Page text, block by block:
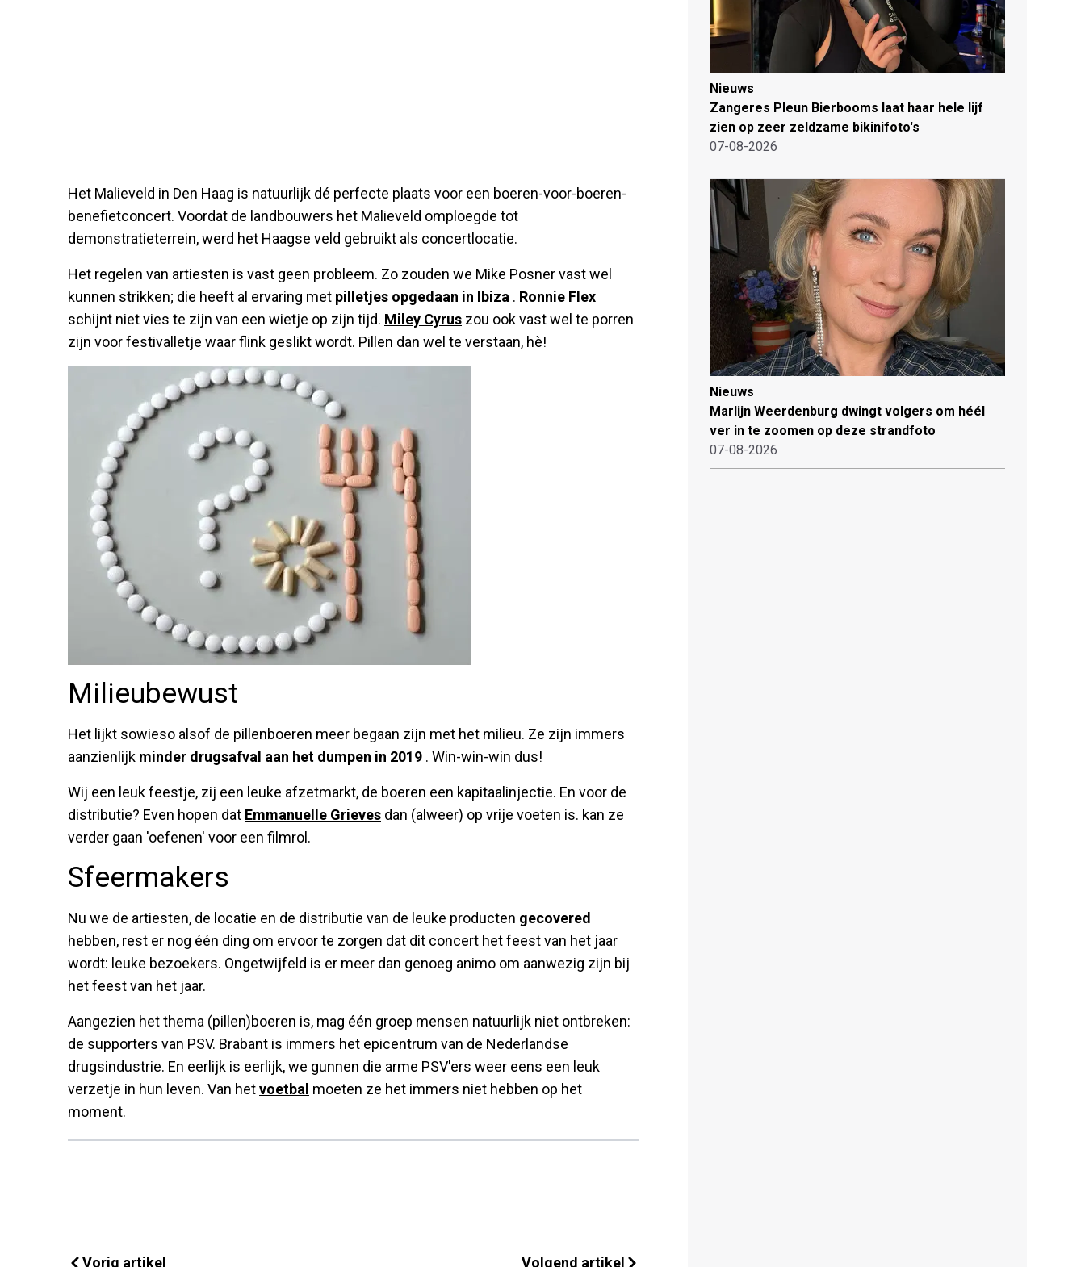
Het Malieveld in Den Haag is natuurlijk dé perfecte plaats voor een boeren-voor-boeren-
benefietconcert. Voordat de landbouwers het Malieveld omploegde tot
demonstratieterrein, werd het Haagse veld gebruikt als concertlocatie.
Het regelen van artiesten is vast geen probleem. Zo zouden we Mike Posner vast wel
kunnen strikken; die heeft al ervaring met pilletjes opgedaan in Ibiza . Ronnie Flex
schijnt niet vies te zijn van een wietje op zijn tijd. Miley Cyrus zou ook vast wel te porren
zijn voor festivalletje waar flink geslikt wordt. Pillen dan wel te verstaan, hè!
Milieubewust
Het lijkt sowieso alsof de pillenboeren meer begaan zijn met het milieu. Ze zijn immers
aanzienlijk minder drugsafval aan het dumpen in 2019 . Win-win-win dus!
Wij een leuk feestje, zij een leuke afzetmarkt, de boeren een kapitaalinjectie. En voor de
distributie? Even hopen dat Emmanuelle Grieves dan (alweer) op vrije voeten is. kan ze
verder gaan 'oefenen' voor een filmrol.
Sfeermakers
Nu we de artiesten, de locatie en de distributie van de leuke producten gecovered
hebben, rest er nog één ding om ervoor te zorgen dat dit concert het feest van het jaar
wordt: leuke bezoekers. Ongetwijfeld is er meer dan genoeg animo om aanwezig zijn bij
het feest van het jaar.
Aangezien het thema (pillen)boeren is, mag één groep mensen natuurlijk niet ontbreken:
de supporters van PSV. Brabant is immers het epicentrum van de Nederlandse
drugsindustrie. En eerlijk is eerlijk, we gunnen die arme PSV'ers weer eens een leuk
verzetje in hun leven. Van hetvoetbal moeten ze het immers niet hebben op het
moment.
Vorig artikel Volgend artikel
Nieuws
Zangeres Pleun Bierbooms laat haar hele lijf
zien op zeer zeldzame bikinifoto's
07-08-2026
Nieuws
Marlijn Weerdenburg dwingt volgers om héél
ver in te zoomen op deze strandfoto
07-08-2026